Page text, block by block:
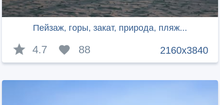
Пейзаж, горы, закат, природа, пляж...
2160x3840
4.7 88